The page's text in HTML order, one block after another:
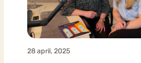
28 april, 2025